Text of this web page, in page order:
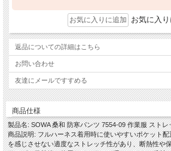
お気に入
返品についての詳細はこちら
お問い合わせ
友達にメールですすめる
商品仕様
製品名: SOWA 桑和 防寒パンツ 7554-09 作業服 ストレ
商品説明: フルハーネス着用時に使いやすいポケット
を感じさせない適度なストレッチ性があり、断熱性や